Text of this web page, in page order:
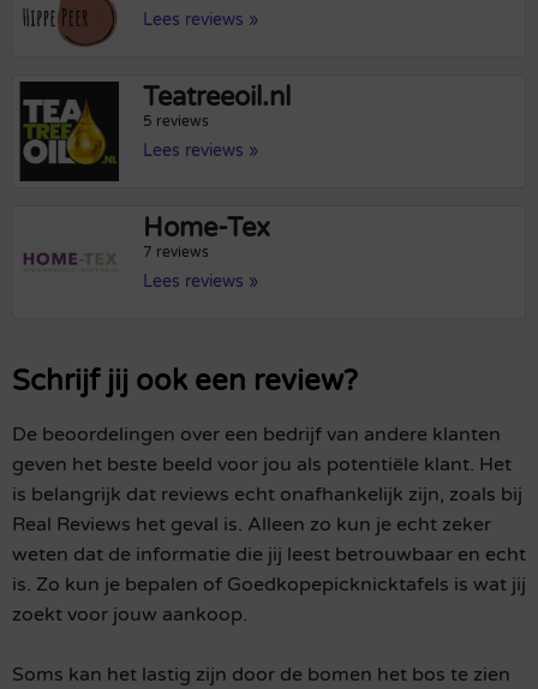
Lees reviews »
Teatreeoil.nl
5 reviews
Lees reviews »
Home-Tex
7 reviews
Lees reviews »
Schrijf jij ook een review?
De beoordelingen over een bedrijf van andere klanten
geven het beste beeld voor jou als potentiële klant. Het
is belangrijk dat reviews echt onafhankelijk zijn, zoals bij
Real Reviews het geval is. Alleen zo kun je echt zeker
weten dat de informatie die jij leest betrouwbaar en echt
is. Zo kun je bepalen of Goedkopepicknicktafels is wat jij
zoekt voor jouw aankoop.
Soms kan het lastig zijn door de bomen het bos te zien